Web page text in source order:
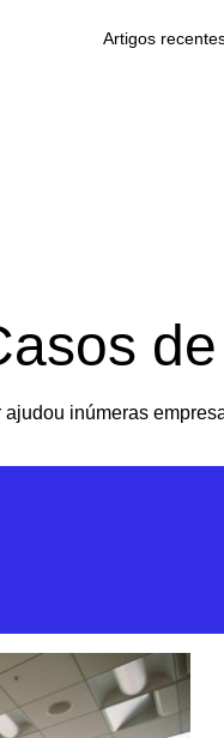
Artigos
inúmeras